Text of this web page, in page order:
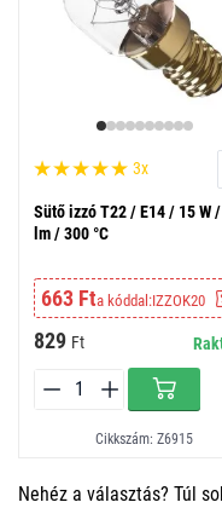
3x
Sütő izzó T22 / E14 / 15 W
lm / 300 °C
663 Fta kóddal:IZZOK20
829 Ft
Cikkszám: Z6915
Nehéz a választás? Túl